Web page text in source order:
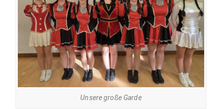
Unsere große Garde